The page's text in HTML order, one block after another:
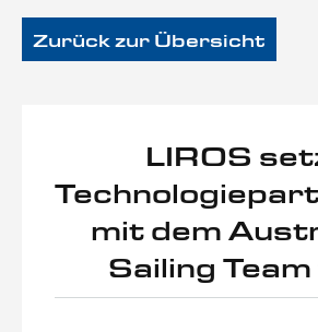
Zurück zur Übersicht
LIROS
mit dem
Sailing